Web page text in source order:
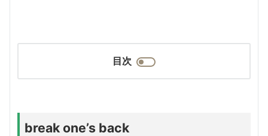
目次
break one’s back